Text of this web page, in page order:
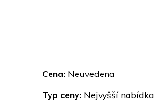
Cena: Neuvedena
Typ ceny: Nejvyšší nabídka